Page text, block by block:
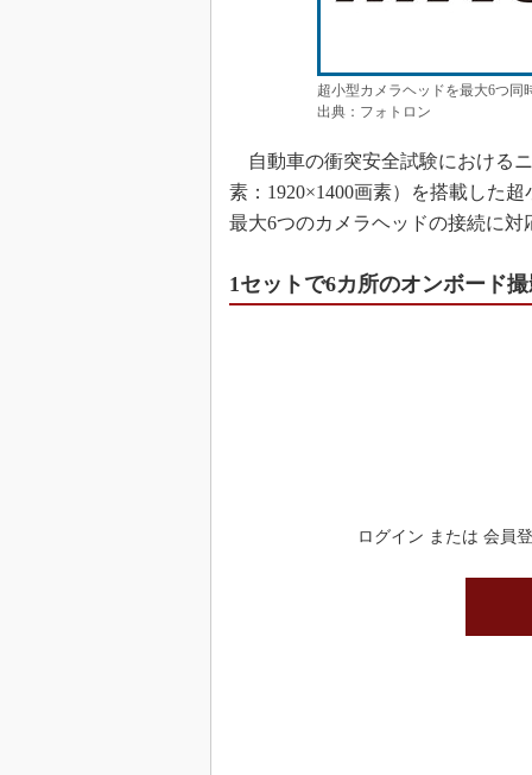
超小型カメラヘッドを最大6つ
出典：フォトロン
自動車の衝突安全試験における
素：1920×1400画素）を搭載した
最大6つのカメラヘッドの接続に
1セットで6カ所のオンボード
ログイン または 会員